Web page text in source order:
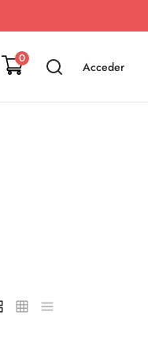
0
Acceder